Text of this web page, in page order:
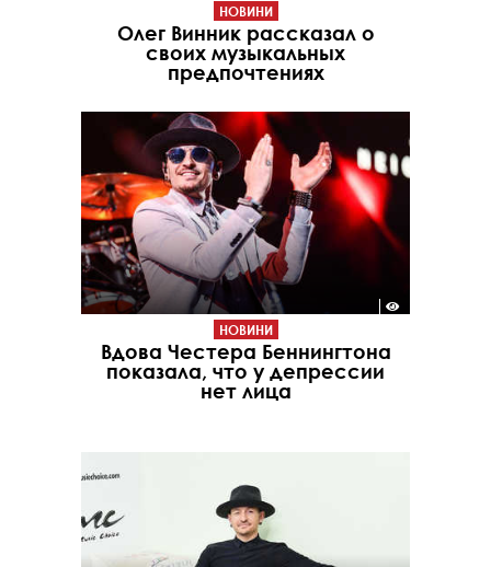
НОВИНИ
Олег Винник рассказал о
своих музыкальных
предпочтениях
НОВИНИ
Вдова Честера Беннингтона
показала, что у депрессии
нет лица